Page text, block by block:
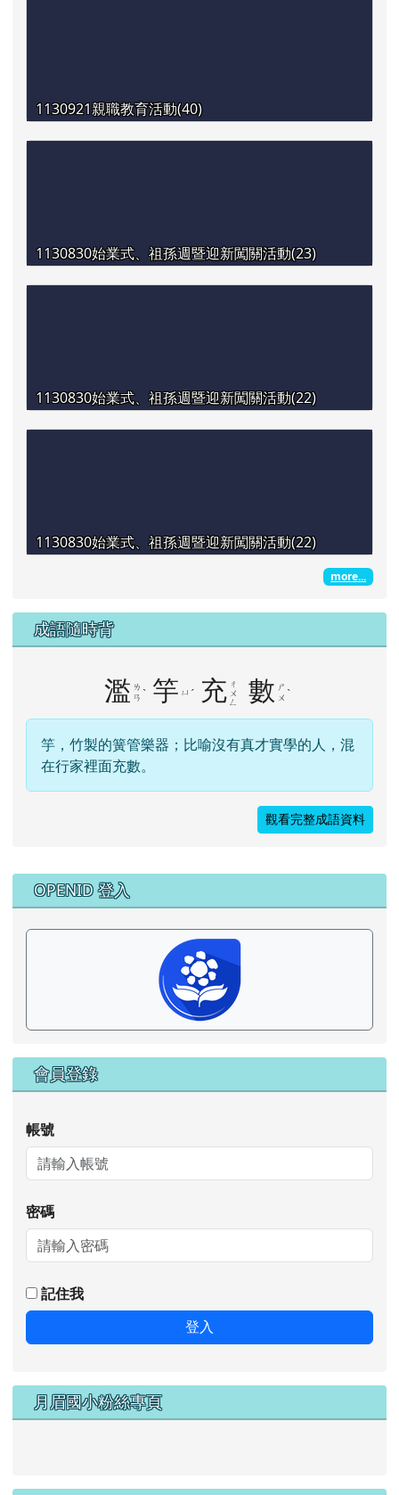
1130921親職教育活動(40)
1130830始業式、祖孫週暨迎新闖關活動(23)
1130830始業式、祖孫週暨迎新闖關活動(22)
1130830始業式、祖孫週暨迎新闖關活動(22)
more...
成語隨時背
濫 ㄌ
ㄢ ˋ 竽 ㄩ ˊ 充 ㄔ
ㄨ
ㄥ
數 ㄕ
ㄨ ˋ
竽，竹製的簧管樂器；比喻沒有真才實學的人，混
在行家裡面充數。
觀看完整成語資料
右邊區域內容
OPENID 登入
會員登錄
帳號
密碼
記住我
登入
月眉國小粉絲專頁